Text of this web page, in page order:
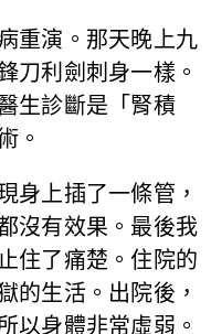
重演。那天晚上九
刀利劍刺身一樣。
生診斷是「腎積
。
身上插了一條管，
沒有效果。最後我
住了痛楚。住院的
的生活。出院後，
以身體非常虛弱。